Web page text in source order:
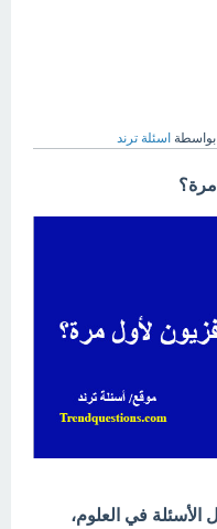
بواسطة اسئلة ترند
مرة؟
في العلوم،